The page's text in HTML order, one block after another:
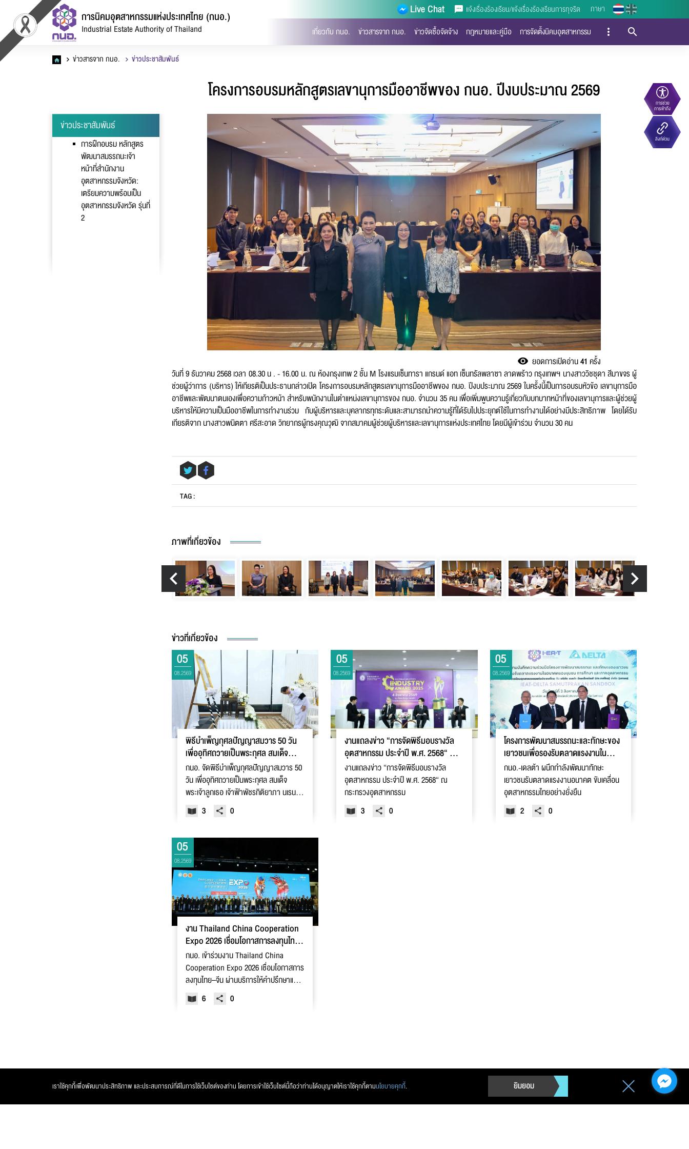
การนิคมอุตสาหกรรมแห่งประเทศไทย (กนอ.)
Industrial Estate Authority of Thailand
Live Chat แจ้งเรื่องร้องเรียน/แจ้งเรื่องร้องเรียนการทุจริต ภาษา
เกี่ยวกับ กนอ. ข่าวสารจาก กนอ. ข่าวจัดซื้อจัดจ้าง กฎหมายและคู่มือ การจัดตั้งนิคมอุตสาหกรรม
เราใช้คุกกี้เพื่อพัฒนาประสิทธิภาพ และประสบการณ์ที่ดีในการใช้เว็บไซต์ของท่าน โดยการเข้าใช้เว็บไซต์นี้ถือว่าท่านได้อนุญาตให้เราใช้คุกกี้ตามนโยบายคุกกี้. ยิมยอม
การช่วย
การเข้าถึง
ลิงก์ด่วน
ข่าวสารจาก กนอ. ข่าวประชาสัมพันธ์
โครงการอบรมหลักสูตรเลขานุการมืออาชีพของ กนอ. ปีงบประมาณ 2569
ข่าวประชาสัมพันธ์
การฝึกอบรม หลักสูตร
พัฒนาสมรรถนะเจ้า
หน้าที่สำนักงาน
อุตสาหกรรมจังหวัด:
เตรียมความพร้อมเป็น
อุตสาหกรรมจังหวัด รุ่นที่
2
ยอดการเปิดอ่าน41 ครั้ง
วันที่ 9 ธันวาคม 2568 เวลา 08.30 น . - 16.00 น. ณ ห้องกรุงเทพ 2 ชั้น M โรงแรมเซ็นทารา แกรนด์ แอท เซ็นทรัลพลาซา ลาดพร้าว กรุงเทพฯ นางสาววิชชุดา สีมาขจร ผู้
ช่วยผู้ว่าการ (บริหาร) ให้เกียรติเป็นประธานกล่าวเปิด โครงการอบรมหลักสูตรเลขานุการมืออาชีพของ กนอ. ปีงบประมาณ 2569 ในครั้งนี้เป็นการอบรมหัวข้อ เลขานุการมือ
อาชีพและพัฒนาตนเองเพื่อความก้าวหน้า สำหรับพนักงานในตำแหน่งเลขานุการของ กนอ. จำนวน 35 คน เพื่อเพิ่มพูนความรู้เกี่ยวกับบทบาทหน้าที่ของเลขานุการและผู้ช่วยผู้
บริหารให้มีความเป็นมืออาชีพในการทำงานร่วม กับผู้บริหารและบุคลากรทุกระดับและสามารถนำความรู้ที่ได้รับไปประยุกต์ใช้ในการทำงานได้อย่างมีประสิทธิภาพ โดยได้รับ
เกียรติจาก นางสาวพนิตตา ศรีสะอาด วิทยากรผู้ทรงคุณวุฒิ จากสมาคมผู้ช่วยผู้บริหารและเลขานุการแห่งประเทศไทย โดยมีผู้เข้าร่วม จำนวน 30 คน
TAG :
ภาพที่เกี่ยวข้อง
ข่าวที่เกี่ยวข้อง
05
08.2569
พิธีบำเพ็ญกุศลปัญญาสมวาร 50 วัน
เพื่ออุทิศถวายเป็นพระกุศล สมเด็จ
พระเจ้าลูกเธอ เจ้าฟ้าพัชรกิติยาภา
กนอ. จัดพิธีบำเพ็ญกุศลปัญญาสมวาร 50
วัน เพื่ออุทิศถวายเป็นพระกุศล สมเด็จ
พระเจ้าลูกเธอ เจ้าฟ้าพัชรกิติยาภา นเรนทิ
ราเทพยวดี กรมหลวงราชสาริณีสิริพัชร
มหาวัชรราชธิดา
3 0
05
08.2569
งานแถลงข่าว “การจัดพิธีมอบรางวัล
อุตสาหกรรม ประจำปี พ.ศ. 2568“ ณ
กระทรวงอุตสาหกรรม
งานแถลงข่าว “การจัดพิธีมอบรางวัล
อุตสาหกรรม ประจำปี พ.ศ. 2568“ ณ
กระทรวงอุตสาหกรรม
3
0
05
08.2569
โครงการพัฒนาสมรรถนะและทักษะของ
เยาวชนเพื่อรองรับตลาดแรงงานใน
อนาคตของชุมชน ภาคการศึกษา และ
ภาคอุตสาหกรรม (I-EA-T - Delta
SAMUTPRAKAN SANDBOX)
กนอ.-เดลต้า ผนึกกำลังพัฒนาทักษะ
เยาวชนรับตลาดแรงงานอนาคต ขับเคลื่อน
อุตสาหกรรมไทยอย่างยั่งยืน
2
0
05
08.2569
งาน Thailand China Cooperation
Expo 2026 เชื่อมโอกาสการลงทุนไทย–
จีน
กนอ. เข้าร่วมงาน Thailand China
Cooperation Expo 2026 เชื่อมโอกาสการ
ลงทุนไทย–จีน ผ่านบริการให้คำปรึกษาแบบ
ครบวงจร
6 0
แจ้งไฟล์เสีย
ชื่อ*
อีเมล*
ส่งข้อความ ล้างข้อมูล